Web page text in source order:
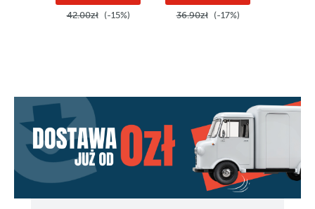
42.00zł (-15%) 36.90zł (-17%)